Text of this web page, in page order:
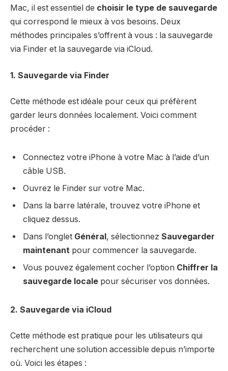
Mac, il est essentiel de choisir le type de sauvegarde
qui correspond le mieux à vos besoins. Deux
méthodes principales s’offrent à vous : la sauvegarde
via Finder et la sauvegarde via iCloud.
1. Sauvegarde via Finder
Cette méthode est idéale pour ceux qui préfèrent
garder leurs données localement. Voici comment
procéder :
Connectez votre iPhone à votre Mac à l’aide d’un
câble USB.
Ouvrez le Finder sur votre Mac.
Dans la barre latérale, trouvez votre iPhone et
cliquez dessus.
Dans l’onglet Général, sélectionnez Sauvegarder
maintenant pour commencer la sauvegarde.
Vous pouvez également cocher l’option Chiffrer la
sauvegarde locale pour sécuriser vos données.
2. Sauvegarde via iCloud
Cette méthode est pratique pour les utilisateurs qui
recherchent une solution accessible depuis n’importe
où. Voici les étapes :